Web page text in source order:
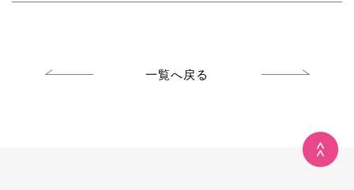
一覧へ戻る